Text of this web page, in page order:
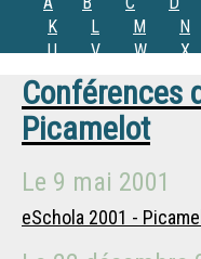
K
L M N
U
V W X
Conférences
Picamelot
Le 9 mai 2001
eSchola 2001 -